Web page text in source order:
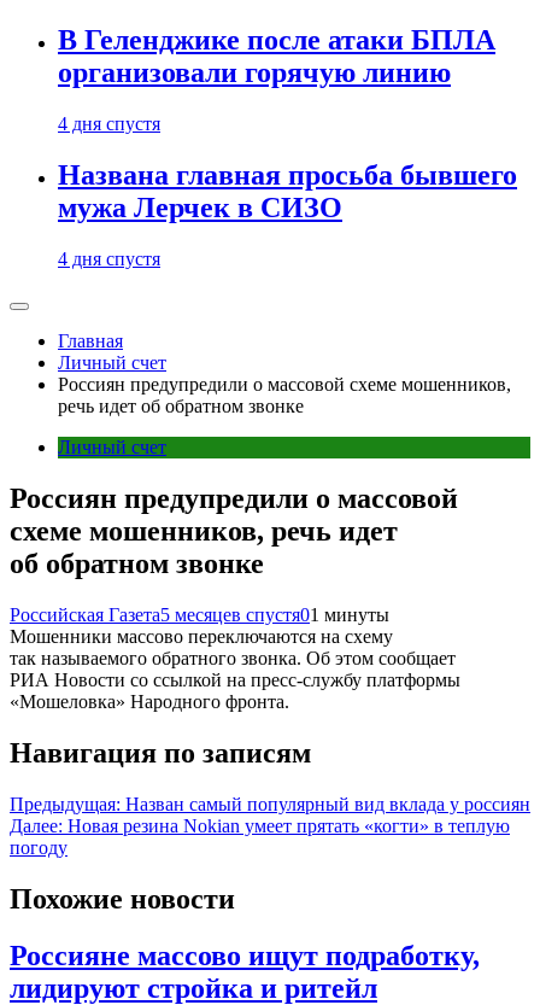
В Геленджике после атаки БПЛА
организовали горячую линию
4 дня спустя
Названа главная просьба бывшего
мужа Лерчек в СИЗО
4 дня спустя
Главная
Личный счет
Россиян предупредили о массовой схеме мошенников,
речь идет об обратном звонке
Личный счет
Россиян предупредили о массовой
схеме мошенников, речь идет
об обратном звонке
Российская Газета5 месяцев спустя01 минуты
Мошенники массово переключаются на схему
так называемого обратного звонка. Об этом сообщает
РИА Новости со ссылкой на пресс-службу платформы
«Мошеловка» Народного фронта.
Навигация по записям
Предыдущая: Назван самый популярный вид вклада у россиян
Далее: Новая резина Nokian умеет прятать «когти» в теплую
погоду
Похожие новости
Россияне массово ищут подработку,
лидируют стройка и ритейл